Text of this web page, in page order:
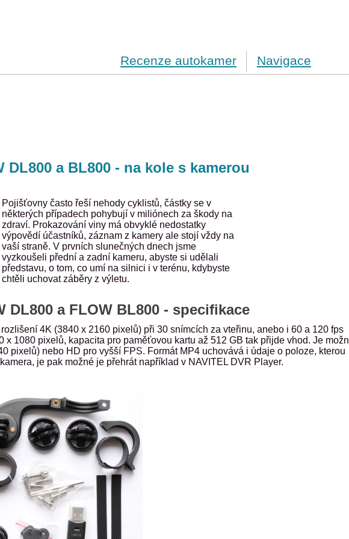
Recenze autokamer Navigace
DL800 a BL800 - na kole s kamerou
Pojišťovny často řeší nehody cyklistů, částky se v
některých případech pohybují v miliónech za škody na
zdraví. Prokazování viny má obvyklé nedostatky
výpovědí účastníků, záznam z kamery ale stojí vždy na
vaší straně. V prvních slunečných dnech jsme
vyzkoušeli přední a zadní kameru, abyste si udělali
představu, o tom, co umí na silnici i v terénu, kdybyste
chtěli uchovat záběry z výletu.
DL800 a FLOW BL800 - specifikace
4K (3840 x 2160 pixelů) při 30 snímcích za vteřinu, anebo i 60 a 120 fps
x 1080 pixelů, kapacita pro paměťovou kartu až 512 GB tak přijde vhod. Je
pixelů) nebo HD pro vyšší FPS. Formát MP4 uchovává i údaje o poloze, kterou
je pak možné je přehrát například v NAVITEL DVR Player.